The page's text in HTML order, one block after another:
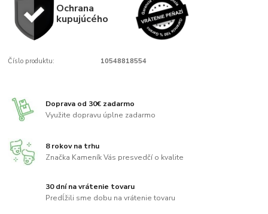
Ochrana
kupujúcého
Číslo produktu: 10548818554
Doprava od 30€ zadarmo
Využite dopravu úplne zadarmo
8 rokov na trhu
Značka Kameník Vás presvedčí o kvalite
30 dní na vrátenie tovaru
Predĺžili sme dobu na vrátenie tovaru